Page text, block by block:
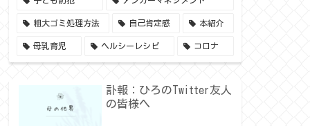
粗大ゴミ処理方法 自己肯定感 本紹介
母乳育児 ヘルシーレシピ コロナ
訃報：ひろのTwitter友人
の皆様へ